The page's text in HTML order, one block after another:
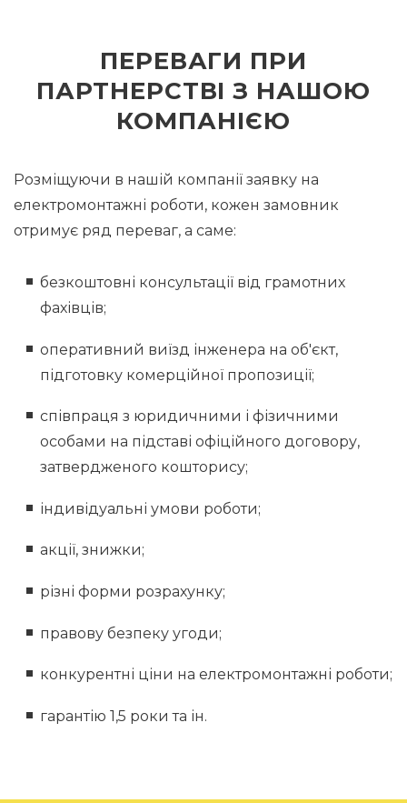
ПЕРЕВАГИ ПРИ
ПАРТНЕРСТВІ З НАШОЮ
КОМПАНІЄЮ
Розміщуючи в нашій компанії заявку на
електромонтажні роботи, кожен замовник
отримує ряд переваг, а саме:
безкоштовні консультації від грамотних
фахівців;
оперативний виїзд інженера на об'єкт,
підготовку комерційної пропозиції;
співпраця з юридичними і фізичними
особами на підставі офіційного договору,
затвердженого кошторису;
індивідуальні умови роботи;
акції, знижки;
різні форми розрахунку;
правову безпеку угоди;
конкурентні ціни на електромонтажні роботи;
гарантію 1,5 роки та ін.